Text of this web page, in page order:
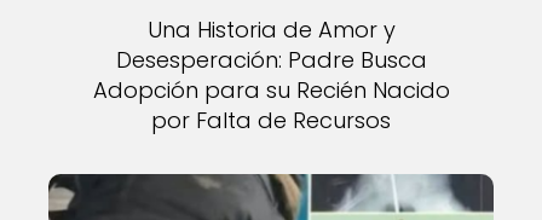
Una Historia de Amor y
Desesperación: Padre Busca
Adopción para su Recién Nacido
por Falta de Recursos